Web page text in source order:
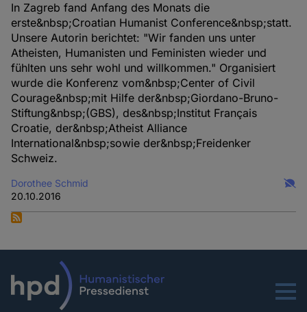
In Zagreb fand Anfang des Monats die
erste&nbsp;Croatian Humanist Conference&nbsp;statt.
Unsere Autorin berichtet: "Wir fanden uns unter
Atheisten, Humanisten und Feministen wieder und
fühlten uns sehr wohl und willkommen." Organisiert
wurde die Konferenz vom&nbsp;Center of Civil
Courage&nbsp;mit Hilfe der&nbsp;Giordano-Bruno-
Stiftung&nbsp;(GBS), des&nbsp;Institut Français
Croatie, der&nbsp;Atheist Alliance
International&nbsp;sowie der&nbsp;Freidenker
Schweiz.
Dorothee Schmid
20.10.2016
Menu